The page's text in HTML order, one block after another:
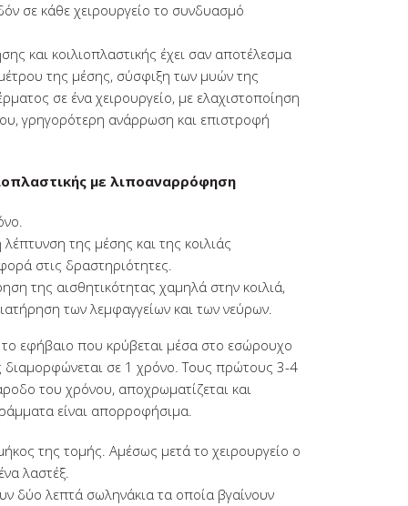
σε κάθε χειρουργείο το συνδυασμό
και κοιλιοπλαστικής έχει σαν αποτέλεσμα
της μέσης, σύσφιξη των μυών της
σε ένα χειρουργείο, με ελαχιστοποίηση
γρηγορότερη ανάρρωση και επιστροφή
με λιποαναρρόφηση
της μέσης και της κοιλιάς
στις δραστηριότητες.
της αισθητικότητας χαμηλά στην κοιλιά,
των λεμφαγγείων και των νεύρων.
εφήβαιο που κρύβεται μέσα στο εσώρουχο
διαμορφώνεται σε 1 χρόνο. Τους πρώτους 3-4
του χρόνου, αποχρωματίζεται και
είναι απορροφήσιμα.
της τομής. Αμέσως μετά το χειρουργείο ο
λαστέξ.
δύο λεπτά σωληνάκια τα οποία βγαίνουν